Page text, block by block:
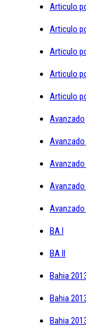
Articulo
Articulo
Articulo
Articulo
Articulo
Avanzado
Avanzado
Avanzado
BA I
BA II
Bahia
Bahia
Bahia